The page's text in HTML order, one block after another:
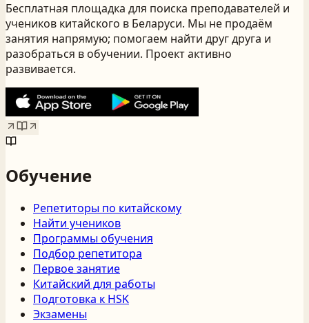
Бесплатная площадка для поиска преподавателей и
учеников китайского в Беларуси. Мы не продаём
занятия напрямую; помогаем найти друг друга и
разобраться в обучении. Проект активно
развивается.
Обучение
Репетиторы по китайскому
Найти учеников
Программы обучения
Подбор репетитора
Первое занятие
Китайский для работы
Подготовка к HSK
Экзамены